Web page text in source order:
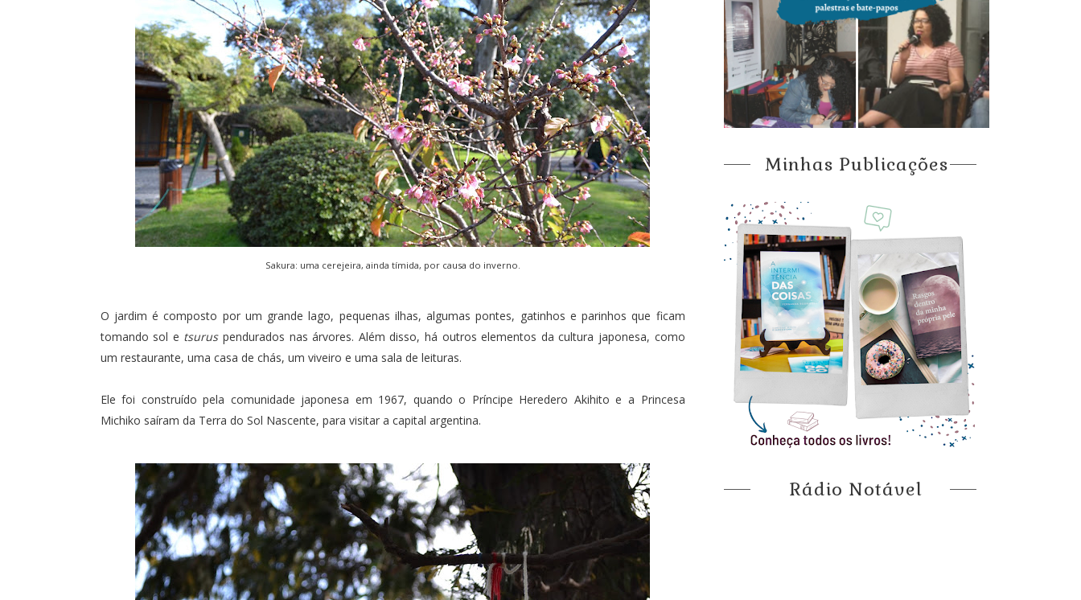
Sakura: uma cerejeira, ainda tímida, por causa do inverno.
O jardim é composto por um grande lago, pequenas ilhas, algumas pontes, gatinhos e parinhos que ficam
tomando sol e tsuruspendurados nas árvores. Além disso, há outros elementos da cultura japonesa, como
um restaurante, uma casa de chás, um viveiro e uma sala de leituras.
Ele foi construído pela comunidade japonesa em 1967, quando o Príncipe Heredero Akihito e a Princesa
Michiko saíram da Terra do Sol Nascente, para visitar a capital argentina.
Minhas Publicações
Rádio Notável